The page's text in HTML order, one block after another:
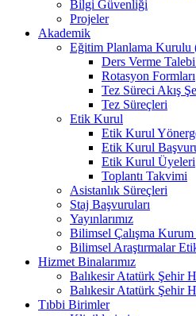
Bilgi Güvenliği
Projeler
Akademik
Eğitim Planlama Kurulu
Ders Verme
Rotasyon Formları
Tez Süreci Akış
Tez Süreçleri
Etik Kurul
Etik Kurul
Etik Kurul
Etik Kurul Üyeleri
Toplantı Takvimi
Asistanlık Süreçleri
Staj Başvuruları
Yayınlarımız
Bilimsel Çalışma
Bilimsel Araştırmalar
Hizmet Binalarımız
Balıkesir Atatürk Şehir
Balıkesir Atatürk Şehir
Tıbbi Birimler